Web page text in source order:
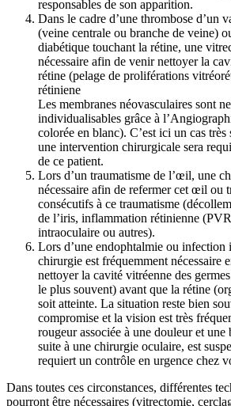
responsables de son apparition.
Dans le cadre d’une thrombose d’un
(veine centrale ou branche de veine)
diabétique touchant la rétine, une
nécessaire afin de venir nettoyer la
rétine (pelage de proliférations
rétiniene
Les membranes néovasculaires sont
individualisables grâce à
colorée en blanc). C’est ici un cas très
une intervention chirurgicale sera
de ce patient.
Lors d’un traumatisme de l’œil, une
nécessaire afin de refermer cet œil ou
consécutifs à ce traumatisme
de l’iris, inflammation rétinienne
intraoculaire ou autres).
Lors d’une endophtalmie ou infection
chirurgie est fréquemment nécessaire
nettoyer la cavité vitréenne des
le plus souvent) avant que la rétine
soit atteinte. La situation reste bien
compromise et la vision est très
rougeur associée à une douleur et une
suite à une chirurgie oculaire, est
requiert un contrôle en urgence chez
Dans toutes ces circonstances, différentes
pourront être nécessaires (vitrectomie,